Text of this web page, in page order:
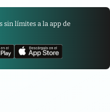
sin límites a la app de